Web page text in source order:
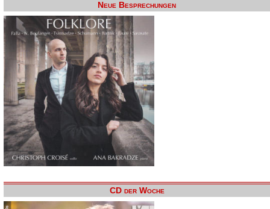
Neue Besprechungen
CD der Woche